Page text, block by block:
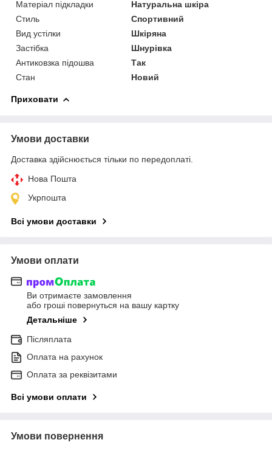
Матеріал підкладки
Натуральна шкіра
Стиль
Спортивний
Вид устілки
Шкіряна
Застібка
Шнурівка
Антиковзка підошва
Так
Стан
Новий
Приховати
Умови доставки
Доставка здійснюється тільки по передоплаті.
Нова Пошта
Укрпошта
Всі умови доставки
Умови оплати
Ви отримаєте замовлення
або гроші повернуться на вашу картку
Детальніше
Післяплата
Оплата на рахунок
Оплата за реквізитами
Всі умови оплати
Умови повернення